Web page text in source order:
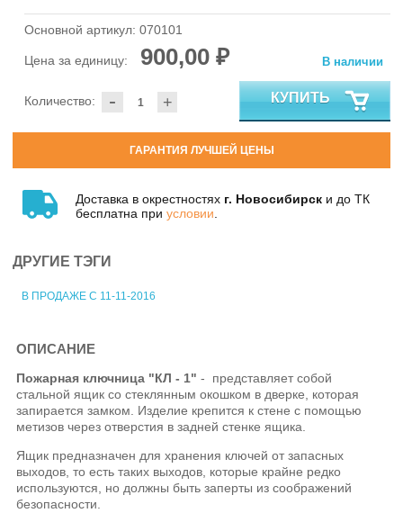
Основной артикул: 070101
Цена за единицу: 900,00 ₽
- +
Количество:
В наличии
КУПИТЬ
ГАРАНТИЯ ЛУЧШЕЙ ЦЕНЫ
Доставка в окрестностях г. Новосибирск и до ТК
бесплатна при условии
ДРУГИЕ ТЭГИ
В ПРОДАЖЕ С 11-11-2016
ОПИСАНИЕ
Пожарная ключница "КЛ - 1" - представляет собой
стальной ящик со стеклянным окошком в дверке, которая
запирается замком. Изделие крепится к стене с помощью
метизов через отверстия в задней стенке ящика.
Ящик предназначен для хранения ключей от запасных
выходов, то есть таких выходов, которые крайне редко
используются, но должны быть заперты из соображений
безопасности.